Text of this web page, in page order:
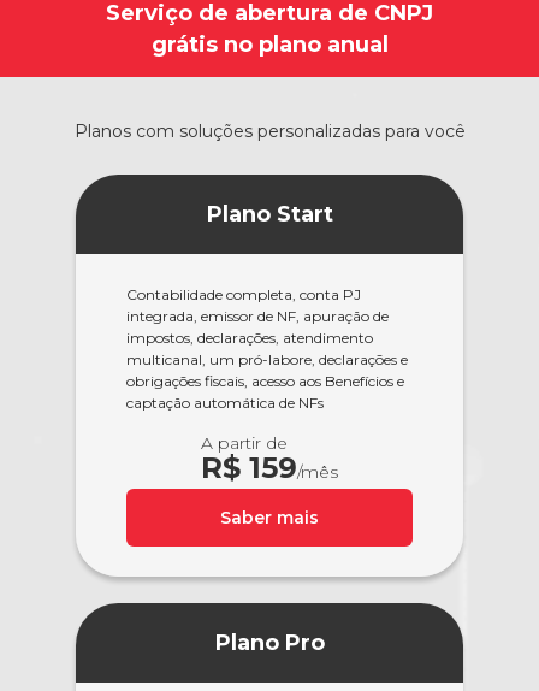
Serviço de abertura de CNPJ
grátis no plano anual
Planos com soluções personalizadas para você
Plano Start
Contabilidade completa, conta PJ
integrada, emissor de NF, apuração de
impostos, declarações, atendimento
multicanal, um pró-labore, declarações e
obrigações fiscais, acesso aos Benefícios e
captação automática de NFs
A partir de
R$ 159/mês
Saber mais
Plano Pro